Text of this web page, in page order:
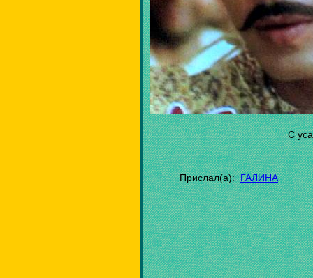
C
Прислал(а):ГАЛИНА